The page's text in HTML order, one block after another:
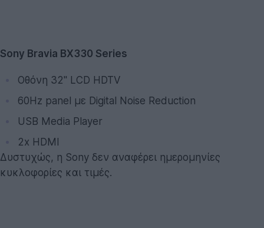
Sony Bravia BX330 Series
Οθόνη 32'' LCD HDTV
60Hz panel με Digital Noise Reduction
USB Media Player
2x HDMI
Δυστυχώς, η Sony δεν αναφέρει ημερομηνίες
κυκλοφορίες και τιμές.